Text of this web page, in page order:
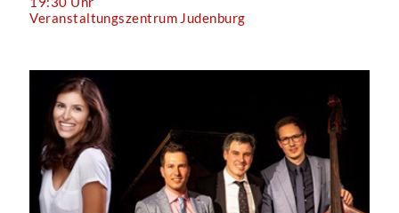
Veranstaltungszentrum Judenburg